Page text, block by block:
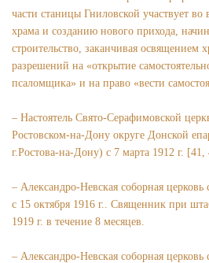
части станицы Гниловской участвует во
храма и созданию нового прихода,
строительство, заканчивая освящением
разрешений на «открытие
псаломщика» и на право «вести
– Настоятель Свято-Серафимовской
Ростовском-на-Дону округе Донской
г.Ростова-на-Дону) с 7 марта 1912 г. [41,
– Александро-Невская соборная
c 15 октября 1916 г.. Священник при
1919 г. в течение 8 месяцев.
– Александро-Невская соборная